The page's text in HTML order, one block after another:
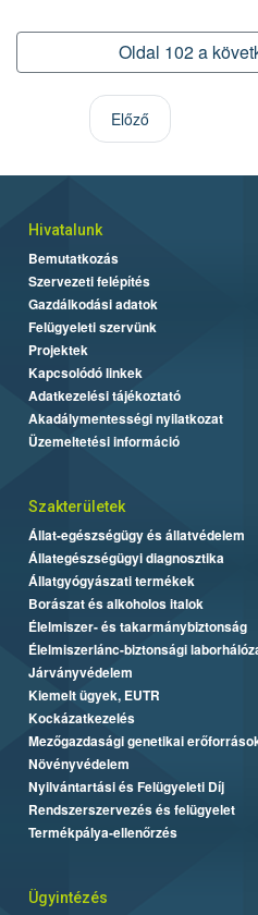
Oldal 102 a
Előző
Hivatalunk
Bemutatkozás
Szervezeti felépítés
Gazdálkodási adatok
Felügyeleti szervünk
Projektek
Kapcsolódó linkek
Adatkezelési tájékoztató
Akadálymentességi nyilatkozat
Üzemeltetési információ
Szakterületek
Állat-egészségügy és állatvédelem
Állategészségügyi diagnosztika
Állatgyógyászati termékek
Borászat és alkoholos italok
Élelmiszer- és takarmánybiztonság
Élelmiszerlánc-biztonsági
Járványvédelem
Kiemelt ügyek, EUTR
Kockázatkezelés
Mezőgazdasági genetikai
Növényvédelem
Nyilvántartási és Felügyeleti Díj
Rendszerszervezés és felügyelet
Termékpálya-ellenőrzés
Ügyintézés